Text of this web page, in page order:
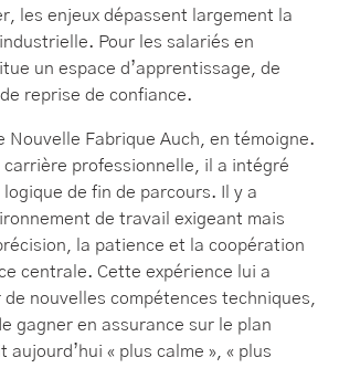
les enjeux dépassent largement la
Pour les salariés en
un espace d’apprentissage, de
reprise de confiance.
Nouvelle Fabrique Auch, en témoigne.
carrière professionnelle, il a intégré
logique de fin de parcours. Il y a
de travail exigeant mais
la patience et la coopération
centrale. Cette expérience lui a
de nouvelles compétences techniques,
gagner en assurance sur le plan
aujourd’hui « plus calme », « plus